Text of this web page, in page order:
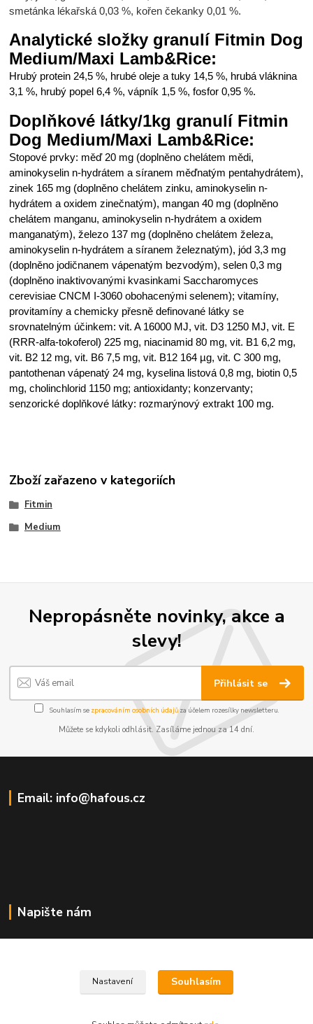
smetánka lékařská 0,03 %, kořen čekanky 0,01 %.
Analytické složky granulí Fitmin Dog
Medium/Maxi Lamb&Rice:
Hrubý protein 24,5 %, hrubé oleje a tuky 14,5 %, hrubá vláknina
3,1 %, hrubý popel 6,4 %, vápník 1,5 %, fosfor 0,95 %.
Doplňkové látky/1kg granulí Fitmin
Dog Medium/Maxi Lamb&Rice:
Stopové prvky: měď 20 mg (doplněno chelátem mědi,
aminokyselin n-hydrátem a síranem měďnatým pentahydrátem),
zinek 165 mg (doplněno chelátem zinku, aminokyselin n-
hydrátem a oxidem zinečnatým), mangan 40 mg (doplněno
chelátem manganu, aminokyselin n-hydrátem a oxidem
manganatým), železo 137 mg (doplněno chelátem železa,
aminokyselin n-hydrátem a síranem železnatým), jód 3,3 mg
(doplněno jodičnanem vápenatým bezvodým), selen 0,3 mg
(doplněno inaktivovanými kvasinkami Saccharomyces
cerevisiae CNCM I-3060 obohacenými selenem); vitamíny,
provitamíny a chemicky přesně definované látky se
srovnatelným účinkem: vit. A 16000 MJ, vit. D3 1250 MJ, vit. E
(RRR-alfa-tokoferol) 225 mg, niacinamid 80 mg, vit. B1 6,2 mg,
vit. B2 12 mg, vit. B6 7,5 mg, vit. B12 164 µg, vit. C 300 mg,
pantothenan vápenatý 24 mg, kyselina listová 0,8 mg, biotin 0,5
mg, cholinchlorid 1150 mg; antioxidanty; konzervanty;
senzorické doplňkové látky: rozmarýnový extrakt 100 mg.
Zboží zařazeno v kategoriích
Fitmin
Medium
Nepropásněte novinky, akce a
slevy!
Přihlásit se
Souhlasím se zpracováním osobních údajůza účelem rozesílky newsletteru.
Můžete se kdykoli odhlásit. Zasíláme jednou za 14 dní.
Email: info@hafous.cz
Napište nám
Nastavení Souhlasím